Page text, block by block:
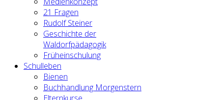
21 Fragen
Rudolf Steiner
Geschichte der
Waldorfpädagogik
Früheinschulung
Schulleben
Bienen
Buchhandlung Morgenstern